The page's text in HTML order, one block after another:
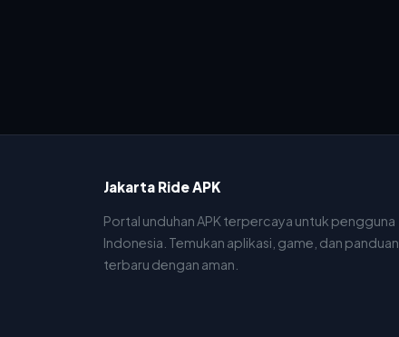
Jakarta Ride APK
Portal unduhan APK terpercaya untuk pengguna
Indonesia. Temukan aplikasi, game, dan panduan
terbaru dengan aman.